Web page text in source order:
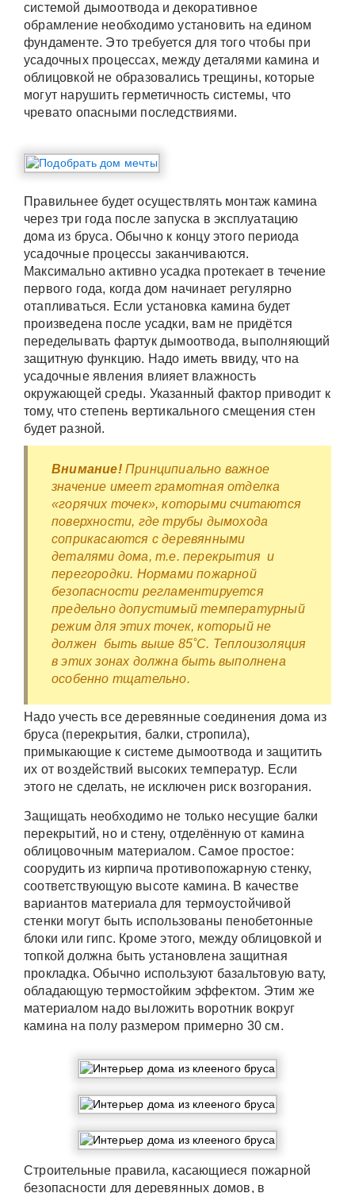
системой дымоотвода и декоративное
обрамление необходимо установить на едином
фундаменте. Это требуется для того чтобы при
усадочных процессах, между деталями камина и
облицовкой не образовались трещины, которые
могут нарушить герметичность системы, что
чревато опасными последствиями.
Правильнее будет осуществлять монтаж камина
через три года после запуска в эксплуатацию
дома из бруса. Обычно к концу этого периода
усадочные процессы заканчиваются.
Максимально активно усадка протекает в течение
первого года, когда дом начинает регулярно
отапливаться. Если установка камина будет
произведена после усадки, вам не придётся
переделывать фартук дымоотвода, выполняющий
защитную функцию. Надо иметь ввиду, что на
усадочные явления влияет влажность
окружающей среды. Указанный фактор приводит к
тому, что степень вертикального смещения стен
будет разной.
Внимание!Принципиально важное
значение имеет грамотная отделка
«горячих точек», которыми считаются
поверхности, где трубы дымохода
соприкасаются с деревянными
деталями дома, т.е. перекрытия и
перегородки. Нормами пожарной
безопасности регламентируется
предельно допустимый температурный
режим для этих точек, который не
должен быть выше 85˚С. Теплоизоляция
в этих зонах должна быть выполнена
особенно тщательно.
Надо учесть все деревянные соединения дома из
бруса (перекрытия, балки, стропила),
примыкающие к системе дымоотвода и защитить
их от воздействий высоких температур. Если
этого не сделать, не исключен риск возгорания.
Защищать необходимо не только несущие балки
перекрытий, но и стену, отделённую от камина
облицовочным материалом. Самое простое:
соорудить из кирпича противопожарную стенку,
соответствующую высоте камина. В качестве
вариантов материала для термоустойчивой
стенки могут быть использованы пенобетонные
блоки или гипс. Кроме этого, между облицовкой и
топкой должна быть установлена защитная
прокладка. Обычно используют базальтовую вату,
обладающую термостойким эффектом. Этим же
материалом надо выложить воротник вокруг
камина на полу размером примерно 30 см.
Строительные правила, касающиеся пожарной
безопасности для деревянных домов, в